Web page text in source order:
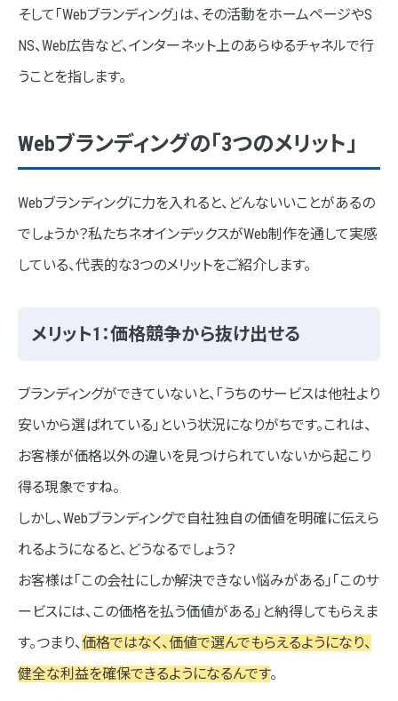
そして「Webブランディング」は、その活動をホームページやS
NS、Web広告など、インターネット上のあらゆるチャネルで行
うことを指します。
Webブランディングの「3つのメリット」
Webブランディングに力を入れると、どんないいことがあるの
でしょうか？私たちネオインデックスがWeb制作を通して実感
している、代表的な3つのメリットをご紹介します。
メリット1：価格競争から抜け出せる
ブランディングができていないと、「うちのサービスは他社より
安いから選ばれている」という状況になりがちです。これは、
お客様が価格以外の違いを見つけられていないから起こり
得る現象ですね。
しかし、Webブランディングで自社独自の価値を明確に伝えら
れるようになると、どうなるでしょう？
お客様は「この会社にしか解決できない悩みがある」「このサ
ービスには、この価格を払う価値がある」と納得してもらえま
す。つまり、価格ではなく、価値で選んでもらえるようになり、
健全な利益を確保できるようになるんです。